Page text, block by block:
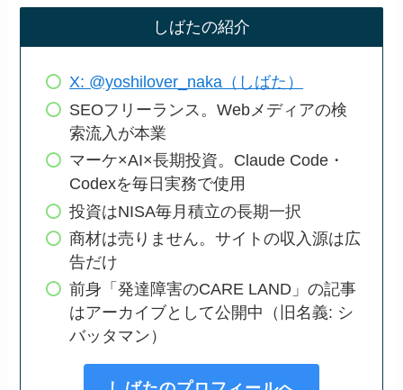
しばたの紹介
X: @yoshilover_naka（しばた）
SEOフリーランス。Webメディアの検
索流入が本業
マーケ×AI×長期投資。Claude Code・
Codexを毎日実務で使用
投資はNISA毎月積立の長期一択
商材は売りません。サイトの収入源は広
告だけ
前身「発達障害のCARE LAND」の記事
はアーカイブとして公開中（旧名義: シ
バッタマン）